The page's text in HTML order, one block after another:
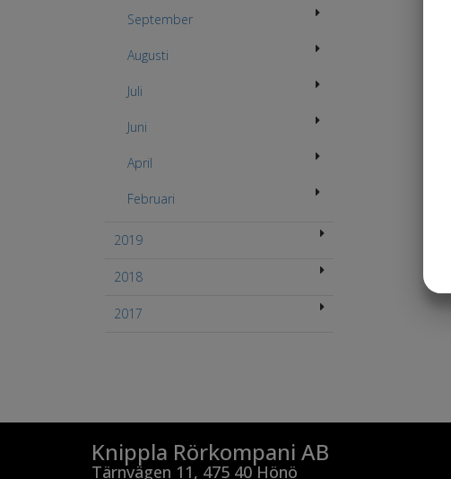
September
Augusti
Juli
Juni
April
Februari
2019
2018
2017
Knippla Rörkompani AB
Tärnvägen 11, 475 40 Hönö